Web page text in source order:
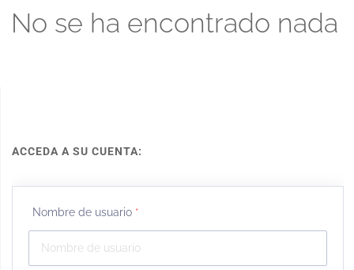
No se ha encontrado nada
ACCEDA A SU CUENTA:
Nombre de usuario *